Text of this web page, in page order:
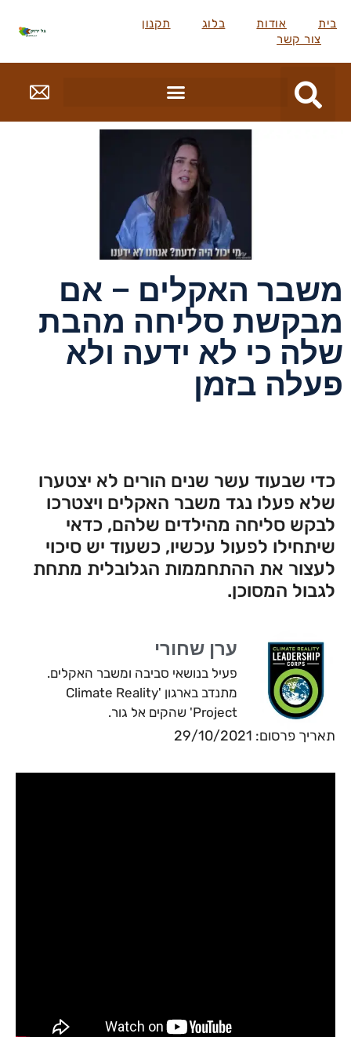
בית אודות בלוג
תקנון
צור קשר
משבר האקלים – אם
מבקשת סליחה מהבת
שלה כי לא ידעה ולא
פעלה בזמן
כדי שבעוד עשר שנים הורים לא יצטערו
שלא פעלו נגד משבר האקלים ויצטרכו
לבקש סליחה מהילדים שלהם, כדאי
שיתחילו לפעול עכשיו, כשעוד יש סיכוי
לעצור את ההתחממות הגלובלית מתחת
לגבול המסוכן.
ערן שחורי
פעיל בנושאי סביבה ומשבר האקלים.
מתנדב בארגון 'Climate Reality
Project' שהקים אל גור.
תאריך פרסום: 29/10/2021